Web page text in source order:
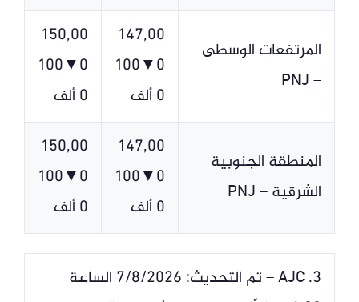
المرتفعات الوسطى
– PNJ
147,00
0▼100
0 ألف
150,00
0▼100
0 ألف
المنطقة الجنوبية
الشرقية – PNJ
147,00
0▼100
0 ألف
150,00
0▼100
0 ألف
3. AJC – تم التحديث: 7/8/2026 الساعة